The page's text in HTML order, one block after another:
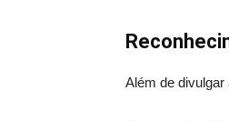
Além de divulgar